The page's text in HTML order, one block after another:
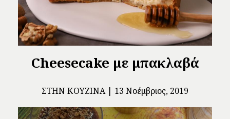
Cheesecake με μπακλαβά
ΣΤΗΝ ΚΟΥΖΊΝΑ 13 Νοέμβριος, 2019